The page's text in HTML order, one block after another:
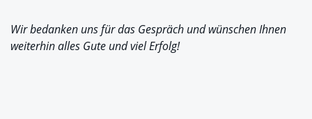
Wir bedanken uns für das Gespräch und wünschen Ihnen
weiterhin alles Gute und viel Erfolg!